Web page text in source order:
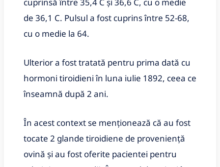
de 36,1 C. Pulsul a fost cuprins între 52-68,
cu o medie la 64.
Ulterior a fost tratată pentru prima dată cu
hormoni tiroidieni în luna iulie 1892, ceea ce
înseamnă după 2 ani.
În acest context se menţionează că au fost
tocate 2 glande tiroidiene de provenienţă
ovină şi au fost oferite pacientei pentru